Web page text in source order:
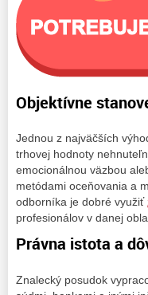
Objektívne
Jednou z najväčších
trhovej hodnoty
emocionálnou väzbou
metódami oceňovania a
odborníka je dobré využiť
profesionálov v danej
Právna istota a
Znalecký posudok